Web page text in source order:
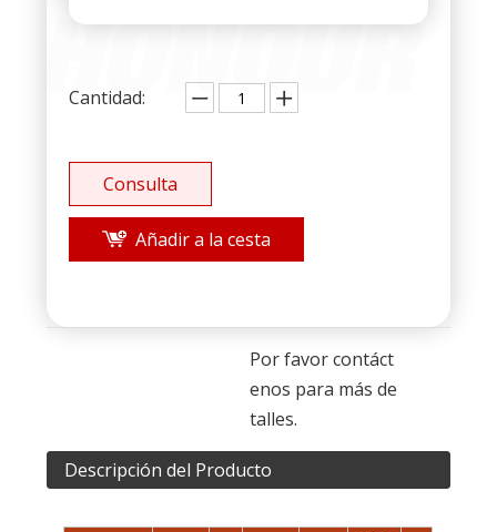
Cantidad:
Consulta
Añadir a la cesta
Por favor contáct
enos para más de
talles.
Descripción del Producto